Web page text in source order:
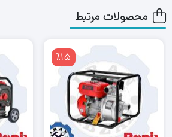
محصولات مرتبط
٪15